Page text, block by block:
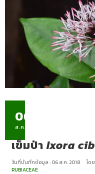
06
ส.ค.
เข็มป่าIxora
วันที่บันทึกข้อมูล : 06 ส.ค. 2018 โด
RUBIACEAE